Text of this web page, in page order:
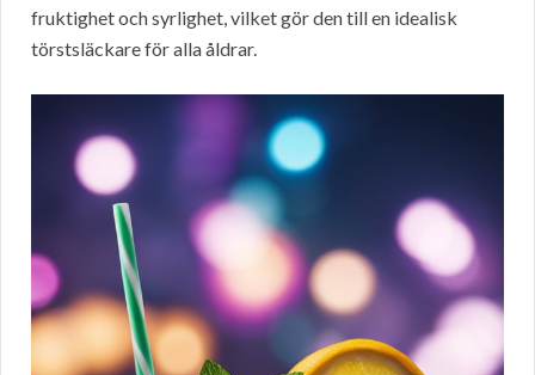
fruktighet och syrlighet, vilket gör den till en idealisk
törstsläckare för alla åldrar.